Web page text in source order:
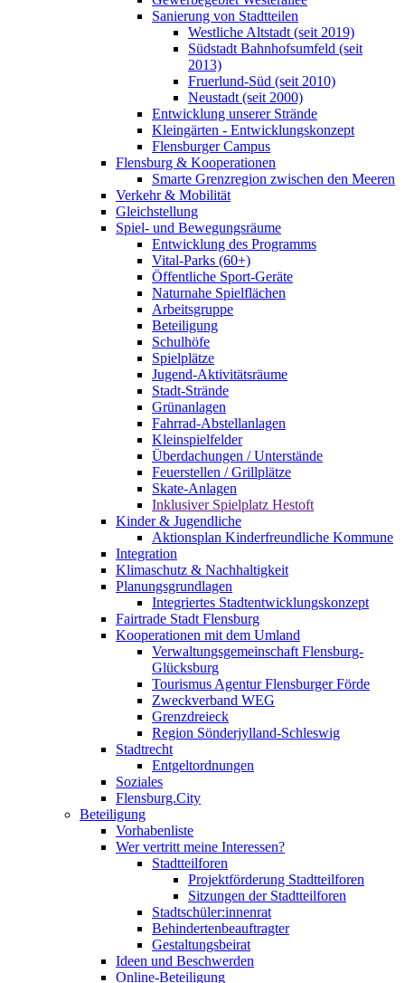
Sanierung von Stadtteilen
Westliche Altstadt (seit 2019)
Südstadt Bahnhofsumfeld (seit
2013)
Fruerlund-Süd (seit 2010)
Neustadt (seit 2000)
Entwicklung unserer Strände
Kleingärten - Entwicklungskonzept
Flensburger Campus
Flensburg & Kooperationen
Smarte Grenzregion zwischen den Meeren
Verkehr & Mobilität
Gleichstellung
Spiel- und Bewegungsräume
Entwicklung des Programms
Vital-Parks (60+)
Öffentliche Sport-Geräte
Naturnahe Spielflächen
Arbeitsgruppe
Beteiligung
Schulhöfe
Spielplätze
Jugend-Aktivitätsräume
Stadt-Strände
Grünanlagen
Fahrrad-Abstellanlagen
Kleinspielfelder
Überdachungen / Unterstände
Feuerstellen / Grillplätze
Skate-Anlagen
Inklusiver Spielplatz Hestoft
Kinder & Jugendliche
Aktionsplan Kinderfreundliche Kommune
Integration
Klimaschutz & Nachhaltigkeit
Planungsgrundlagen
Integriertes Stadtentwicklungskonzept
Fairtrade Stadt Flensburg
Kooperationen mit dem Umland
Verwaltungsgemeinschaft Flensburg-
Glücksburg
Tourismus Agentur Flensburger Förde
Zweckverband WEG
Grenzdreieck
Region Sönderjylland-Schleswig
Stadtrecht
Entgeltordnungen
Soziales
Flensburg.City
Beteiligung
Vorhabenliste
Wer vertritt meine Interessen?
Stadtteilforen
Projektförderung Stadtteilforen
Sitzungen der Stadtteilforen
Stadtschüler:innenrat
Behindertenbeauftragter
Gestaltungsbeirat
Ideen und Beschwerden
Online-Beteiligung